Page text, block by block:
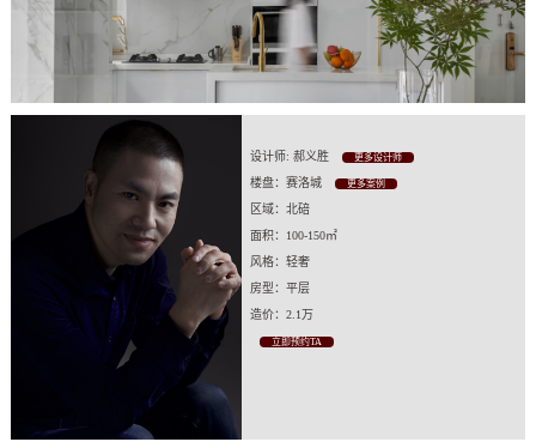
设计师: 郝义胜 更多设计师
楼盘：赛洛城 更多案例
区域：北碚
面积：100-150㎡
风格：轻奢
房型：平层
造价：2.1万
立即预约TA